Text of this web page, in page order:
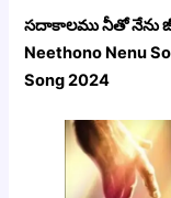
సదాకాలము నీతో నేను
Neethono Nenu
Song 2024